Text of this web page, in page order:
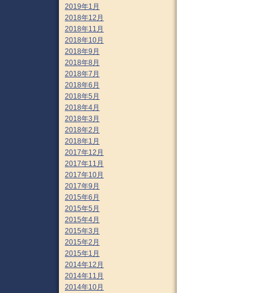
2019年1月
2018年12月
2018年11月
2018年10月
2018年9月
2018年8月
2018年7月
2018年6月
2018年5月
2018年4月
2018年3月
2018年2月
2018年1月
2017年12月
2017年11月
2017年10月
2017年9月
2015年6月
2015年5月
2015年4月
2015年3月
2015年2月
2015年1月
2014年12月
2014年11月
2014年10月